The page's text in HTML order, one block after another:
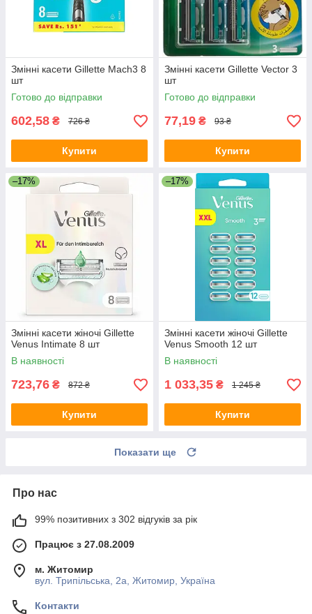
Змінні касети Gillette Mach3 8
шт
Готово до відправки
602,58 ₴ 726 ₴
Купити
Змінні касети Gillette Vector 3
шт
Готово до відправки
77,19 ₴ 93 ₴
Купити
–17%
Змінні касети жіночі Gillette
Venus Intimate 8 шт
В наявності
723,76 ₴ 872 ₴
Купити
–17%
Змінні касети жіночі Gillette
Venus Smooth 12 шт
В наявності
1 033,35 ₴ 1 245 ₴
Купити
Показати ще
Про нас
99% позитивних з 302 відгуків за рік
Працює з 27.08.2009
м. Житомир
вул. Трипільська, 2а, Житомир, Україна
Контакти